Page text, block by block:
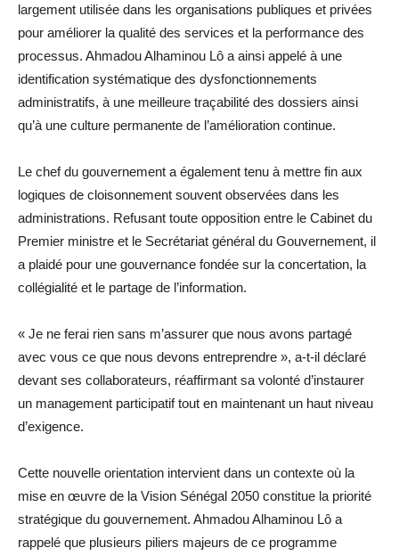
largement utilisée dans les organisations publiques et privées
pour améliorer la qualité des services et la performance des
processus. Ahmadou Alhaminou Lô a ainsi appelé à une
identification systématique des dysfonctionnements
administratifs, à une meilleure traçabilité des dossiers ainsi
qu’à une culture permanente de l’amélioration continue.
Le chef du gouvernement a également tenu à mettre fin aux
logiques de cloisonnement souvent observées dans les
administrations. Refusant toute opposition entre le Cabinet du
Premier ministre et le Secrétariat général du Gouvernement, il
a plaidé pour une gouvernance fondée sur la concertation, la
collégialité et le partage de l’information.
« Je ne ferai rien sans m’assurer que nous avons partagé
avec vous ce que nous devons entreprendre », a-t-il déclaré
devant ses collaborateurs, réaffirmant sa volonté d’instaurer
un management participatif tout en maintenant un haut niveau
d’exigence.
Cette nouvelle orientation intervient dans un contexte où la
mise en œuvre de la Vision Sénégal 2050 constitue la priorité
stratégique du gouvernement. Ahmadou Alhaminou Lô a
rappelé que plusieurs piliers majeurs de ce programme